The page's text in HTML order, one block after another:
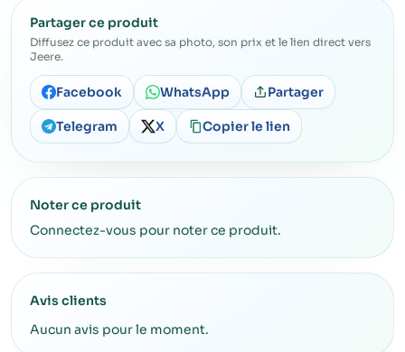
Partager ce produit
Diffusez ce produit avec sa photo, son prix et le lien direct vers
Jeere.
Facebook WhatsApp Partager
Telegram X Copier le lien
Noter ce produit
Connectez-vous pour noter ce produit.
Avis clients
Aucun avis pour le moment.